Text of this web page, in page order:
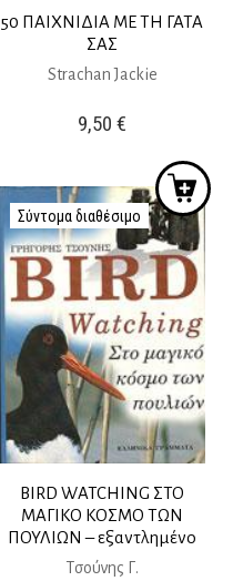
50 ΠΑΙΧΝΙΔΙΑ ΜΕ ΤΗ ΓΑΤΑ
ΣΑΣ
Strachan Jackie
9,50€
Σύντομα διαθέσιμο
BIRD WATCHING ΣΤΟ
ΜΑΓΙΚΟ ΚΟΣΜΟ ΤΩΝ
ΠΟΥΛΙΩΝ – εξαντλημένο
Tσούνης Γ.